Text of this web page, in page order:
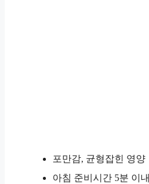
포만감, 균형잡힌 영양
아침 준비시간 5분 이내